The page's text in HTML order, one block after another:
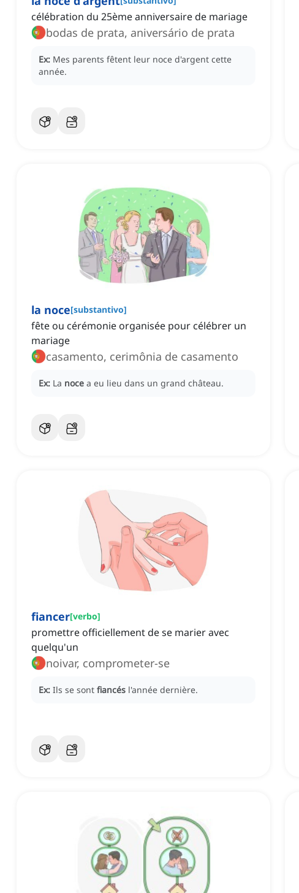
célébration du 25ème anniversaire de mariage
bodas de prata, aniversário de prata
Ex: Mes parents fêtent leur noce d'argent cette
année.
la noce[substantivo]
fête ou cérémonie organisée pour célébrer un
mariage
casamento, cerimônia de casamento
Ex: La noce a eu lieu dans un grand château.
fiancer[verbo]
promettre officiellement de se marier avec
quelqu'un
noivar, comprometer-se
Ex: Ils se sont fiancés l'année dernière.